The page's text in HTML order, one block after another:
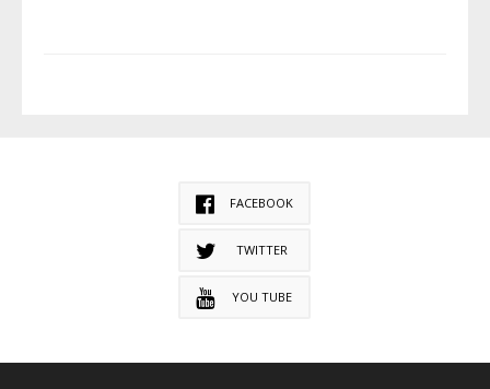
FACEBOOK
TWITTER
YOU TUBE